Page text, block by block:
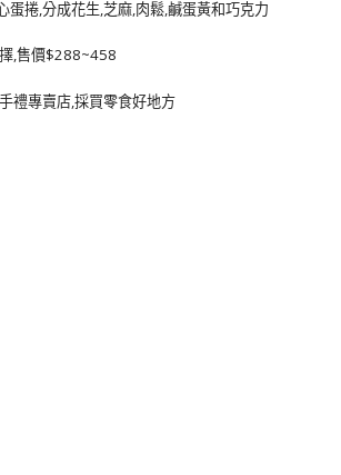
蛋捲,分成花生,芝麻,肉鬆,鹹蛋黃和巧克力
,售價$288~458